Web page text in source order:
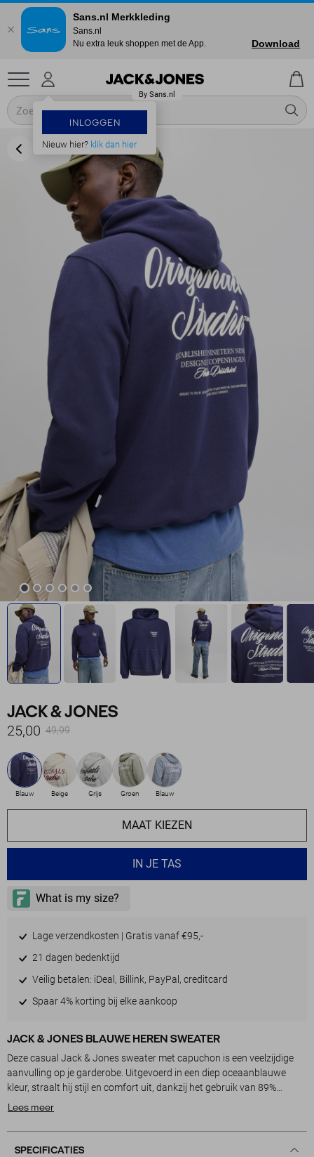
INLOGGEN
Nieuw hier? klik dan hier
JACK & JONES
25,00 49,99
Blauw Beige Grijs Groen Blauw
MAAT KIEZEN
IN JE TAS
Lage verzendkosten | Gratis vanaf €95,-
21 dagen bedenktijd
Veilig betalen: iDeal, Billink, PayPal, creditcard
Spaar 4% korting bij elke aankoop
JACK & JONES BLAUWE HEREN SWEATER
Deze casual Jack & Jones sweater met capuchon is een veelzijdige
aanvulling op je garderobe. Uitgevoerd in een diep oceaanblauwe
kleur, straalt hij stijl en comfort uit, dankzij het gebruik van 89%
katoen en 11% polyester. De sweater heeft een comfortabele regular
opvallende witte tekstdetails, wat een moderne touch geeft aan het
ontwerp.
Lees meer
SPECIFICATIES
Sans.nl Merkkleding
Sans.nl
Nu extra leuk shoppen met de App.
Download